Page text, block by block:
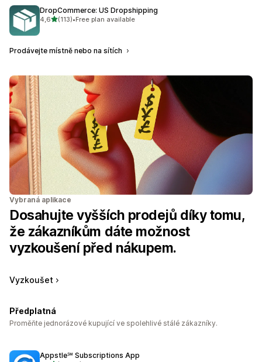
DropCommerce: US Dropshipping
4,6z 5 hvězd
(113)
Celkový počet recenzí: 113
•Free plan available
Prodávejte místně nebo na sítích
Vybraná aplikace
Dosahujte vyšších prodejů díky tomu,
že zákazníkům dáte možnost
vyzkoušení před nákupem.
Vyzkoušet
Předplatná
Proměňte jednorázové kupující ve spolehlivé stálé zákazníky.
Appstle℠ Subscriptions App